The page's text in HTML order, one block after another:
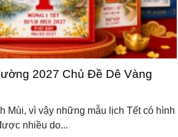
2027 Chủ Đề Dê Vàng
Mùi, vì vậy những mẫu lịch Tết có hình
nhiều do...